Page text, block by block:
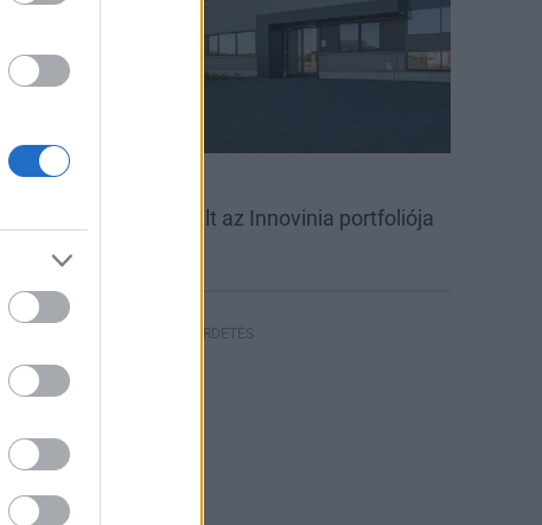
Innovinia
Újabb csarnokkal bővült az Innovinia portfoliója
HIRDETÉS